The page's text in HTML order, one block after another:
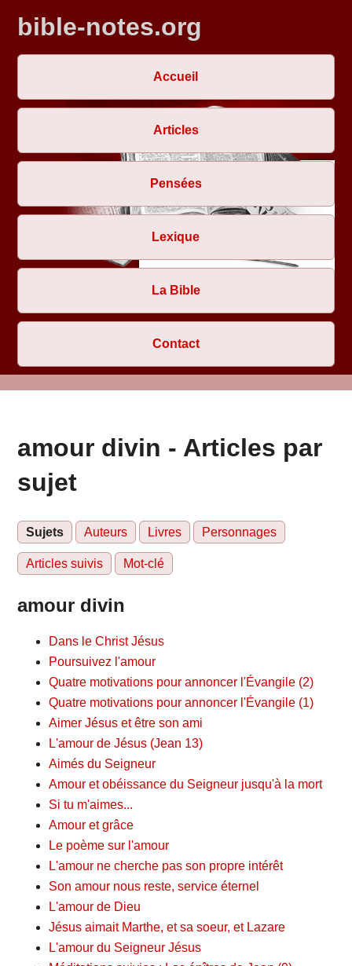
bible-notes.org
Accueil
Articles
Pensées
Lexique
La Bible
Contact
amour divin - Articles par
sujet
Sujets Auteurs Livres Personnages
Articles suivis Mot-clé
amour divin
Dans le Christ Jésus
Poursuivez l'amour
Quatre motivations pour annoncer l'Évangile (2)
Quatre motivations pour annoncer l'Évangile (1)
Aimer Jésus et être son ami
L'amour de Jésus (Jean 13)
Aimés du Seigneur
Amour et obéissance du Seigneur jusqu'à la mort
Si tu m'aimes...
Amour et grâce
Le poème sur l'amour
L'amour ne cherche pas son propre intérêt
Son amour nous reste, service éternel
L'amour de Dieu
Jésus aimait Marthe, et sa soeur, et Lazare
L'amour du Seigneur Jésus